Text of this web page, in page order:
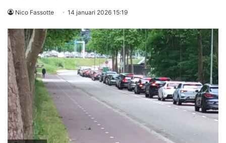
Nico Fassotte 14 januari 2026 15:19